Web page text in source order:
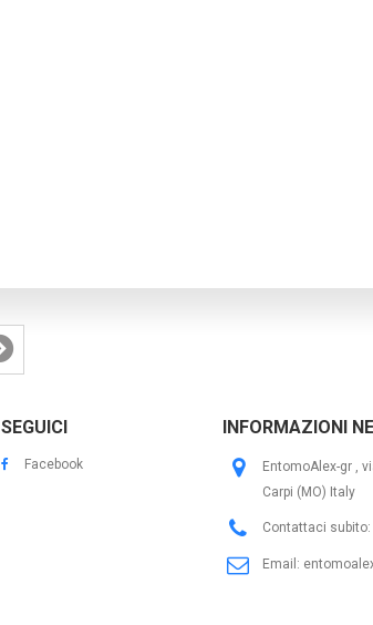
SEGUICI
Facebook
INFORMAZIONI
EntomoAlex-gr ,
Carpi (MO) Italy
Contattaci subito:
Email: